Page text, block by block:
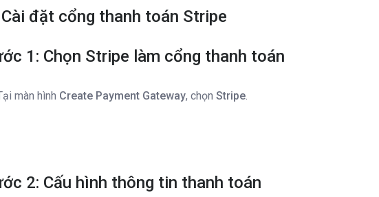
đặt cổng thanh toán Stripe
1: Chọn Stripe làm cổng thanh toán
màn hình Create Payment Gateway, chọnStripe.
2: Cấu hình thông tin thanh toán